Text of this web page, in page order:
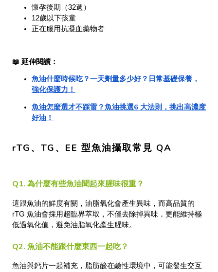
懷孕後期（32週）
12歲以下孩童
正在服用抗凝血藥物者
📖 延伸閱讀：
魚油什麼時候吃？一天劑量多少好？日常基礎保養，
強化保護力！
魚油怎麼選才不踩雷？魚油挑選6 大法則，挑出高濃度
好油！
rTG、TG、EE 型魚油攝取常見 QA
Q1. 為什麼有些魚油聞起來腥味很重？
這跟魚油的鮮度有關，油脂氧化會產生異味，而高品質的
rTG 魚油會採用超臨界萃取，不僅去除掉異味，更能維持極
低過氧化值，避免油脂氧化產生腥味。
Q2. 魚油不能跟什麼東西一起吃？
魚油與鈣片一起補充，脂肪酸在鹼性環境中，可能發生交互